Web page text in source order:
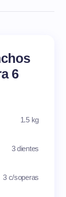
6
1.5 kg
3 dientes
3 c/soperas